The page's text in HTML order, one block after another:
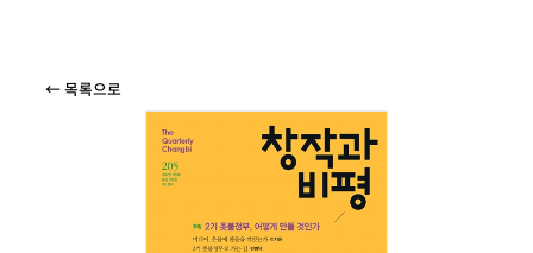
← 목록으로